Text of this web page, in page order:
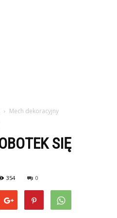
Mech dekoracyjny
SIĘ
354 0